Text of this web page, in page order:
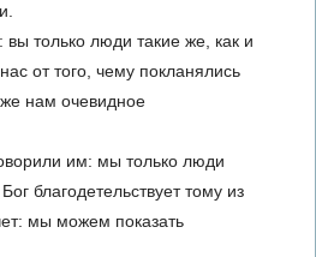
только люди такие же, как и
от того, чему покланялись
нам очевидное
им: мы только люди
благодетельствует тому из
мы можем показать